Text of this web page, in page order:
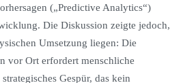
(„Predictive Analytics“)
Die Diskussion zeigte jedoch,
Umsetzung liegen: Die
vor Ort erfordert menschliche
Gespür, das kein